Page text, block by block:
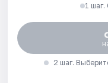
1 шаг.
2 шаг.